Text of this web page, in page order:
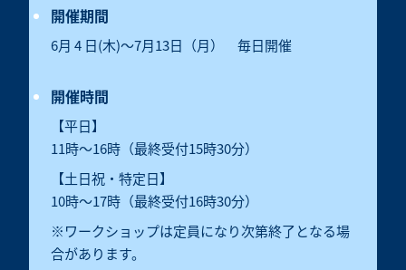
開催期間
6月 4 日(木)～7月13日（月） 毎日開催
開催時間
【平日】
11時～16時（最終受付15時30分）
【土日祝・特定日】
10時～17時（最終受付16時30分）
※ワークショップは定員になり次第終了となる場
合があります。